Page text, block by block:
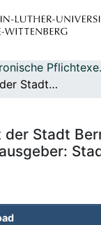
Das Amtsblatt der Stadt Bernburg (Saale) ; Nr. 199 / Herausgeber: Stadt Bernburg (Saale)
Stadt